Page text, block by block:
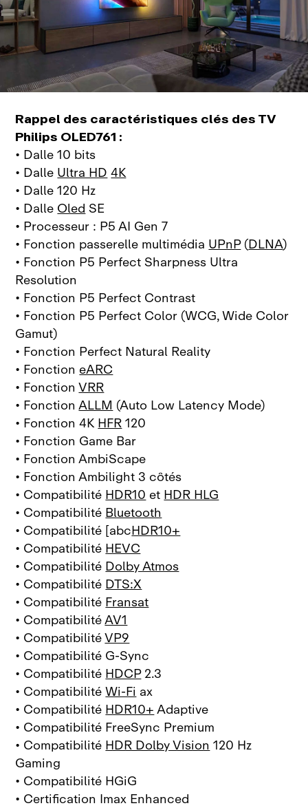
Rappel des caractéristiques clés des TV
Philips OLED761 :
• Dalle 10 bits
• DalleUltra HD4K
• Dalle 120 Hz
• DalleOledSE
• Processeur : P5 AI Gen 7
• Fonction passerelle multimédiaUPnP(DLNA)
• Fonction P5 Perfect Sharpness Ultra
Resolution
• Fonction P5 Perfect Contrast
• Fonction P5 Perfect Color (WCG, Wide Color
Gamut)
• Fonction Perfect Natural Reality
• FonctioneARC
• FonctionVRR
• FonctionALLM(Auto Low Latency Mode)
• Fonction 4KHFR120
• Fonction Game Bar
• Fonction AmbiScape
• Fonction Ambilight 3 côtés
• CompatibilitéHDR10etHDR HLG
• CompatibilitéBluetooth
• Compatibilité [abcHDR10+
• CompatibilitéHEVC
• CompatibilitéDolby Atmos
• CompatibilitéDTS:X
• CompatibilitéFransat
• CompatibilitéAV1
• CompatibilitéVP9
• Compatibilité G-Sync
• CompatibilitéHDCP2.3
• CompatibilitéWi-Fiax
• CompatibilitéHDR10+Adaptive
• Compatibilité FreeSync Premium
• CompatibilitéHDR Dolby Vision120 Hz
Gaming
• Compatibilité HGiG
• Certification Imax Enhanced